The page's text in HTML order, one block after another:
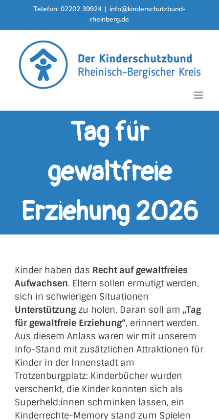
springen
Telefon: 02202 39924 | info@kinderschutzbund-
rheinberg.de
Tag für
gewaltfreie
Erziehung 2026
Kinder haben das Recht auf gewaltfreies
Aufwachsen. Eltern sollen ermutigt werden,
sich in schwierigen Situationen
Unterstützung zu holen. Daran soll am „Tag
für gewaltfreie Erziehung“, erinnert werden.
Aus diesem Anlass waren wir mit unserem
Info-Stand mit zusätzlichen Attraktionen für
Kinder in der Innenstadt am
Trotzenburgplatz: Kinderbücher wurden
verschenkt, die Kinder konnten sich als
Superheld:innen schminken lassen, ein
Kinderrechte-Memory stand zum Spielen